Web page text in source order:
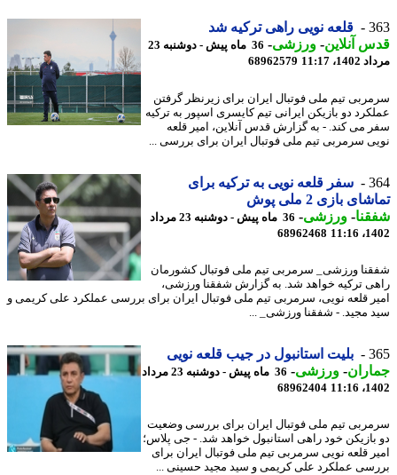
قلعه نویی راهی ترکیه شد
آنلاین-ورزشی-
36 ماه پیش - دوشنبه 23
11:17
68962579
تیم ملی فوتبال ایران برای زیرنظر گرفتن
دو بازیکن ایرانی تیم کایسری اسپور به ترکیه
می کند. - به گزارش قدس آنلاین، امیر قلعه
سرمربی تیم ملی فوتبال ایران برای بررسی ...
سفر قلعه نویی به ترکیه برای
بازی 2 ملی پوش
-ورزشی-
36 ماه پیش - دوشنبه 23 مرداد
68962468
ورزشی_ سرمربی تیم ملی فوتبال کشورمان
ترکیه خواهد شد. به گزارش شفقنا ورزشی،
قلعه نویی، سرمربی تیم ملی فوتبال ایران برای بررسی عملکرد علی کریمی و
مجید. - شفقنا ورزشی_ ...
بلیت استانبول در جیب قلعه نویی
- ورزشی-
36 ماه پیش - دوشنبه 23 مرداد
68962404
تیم ملی فوتبال ایران برای بررسی وضعیت
خود راهی استانبول خواهد شد. - جی پلاس؛
قلعه نویی سرمربی تیم ملی فوتبال ایران برای
عملکرد علی کریمی و سید مجید حسینی ...